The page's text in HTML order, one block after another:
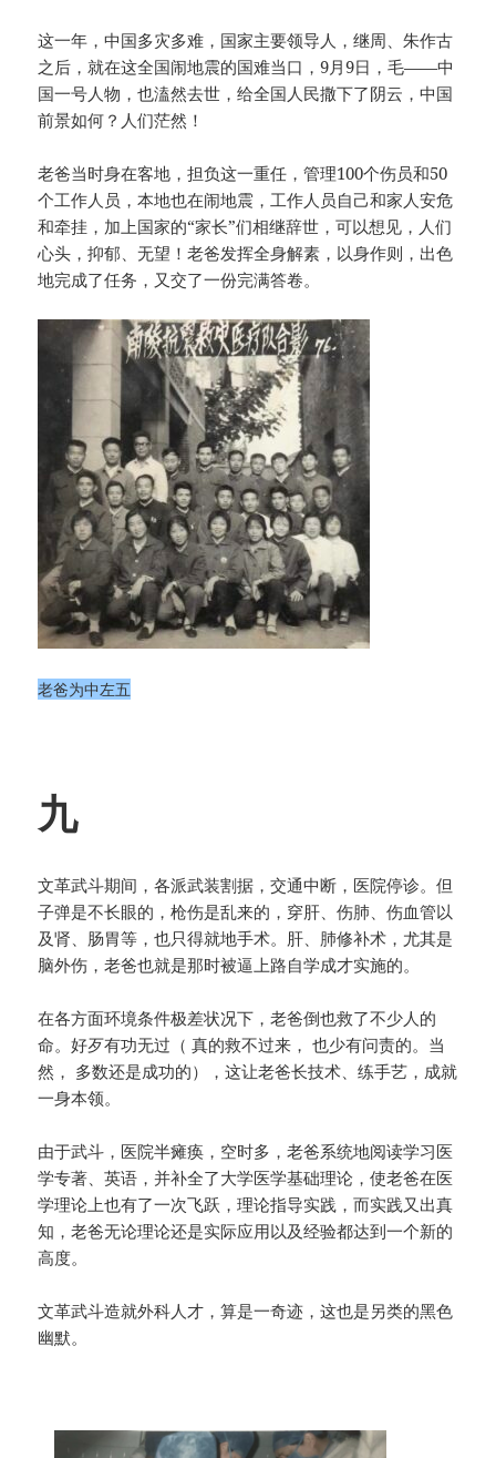
这一年，中国多灾多难，国家主要领导人，继周、朱作古
之后，就在这全国闹地震的国难当口，9月9日，毛——中
国一号人物，也溘然去世，给全国人民撒下了阴云，中国
前景如何？人们茫然！
老爸当时身在客地，担负这一重任，管理100个伤员和50
个工作人员，本地也在闹地震，工作人员自己和家人安危
和牵挂，加上国家的“家长”们相继辞世，可以想见，人们
心头，抑郁、无望！老爸发挥全身解素，以身作则，出色
地完成了任务，又交了一份完满答卷。
老爸为中左五
九
文革武斗期间，各派武装割据，交通中断，医院停诊。但
子弹是不长眼的，枪伤是乱来的，穿肝、伤肺、伤血管以
及肾、肠胃等，也只得就地手术。肝、肺修补术，尤其是
脑外伤，老爸也就是那时被逼上路自学成才实施的。
在各方面环境条件极差状况下，老爸倒也救了不少人的
命。好歹有功无过（ 真的救不过来， 也少有问责的。当
然， 多数还是成功的），这让老爸长技术、练手艺，成就
一身本领。
由于武斗，医院半瘫痪，空时多，老爸系统地阅读学习医
学专著、英语，并补全了大学医学基础理论，使老爸在医
学理论上也有了一次飞跃，理论指导实践，而实践又出真
知，老爸无论理论还是实际应用以及经验都达到一个新的
高度。
文革武斗造就外科人才，算是一奇迹，这也是另类的黑色
幽默。